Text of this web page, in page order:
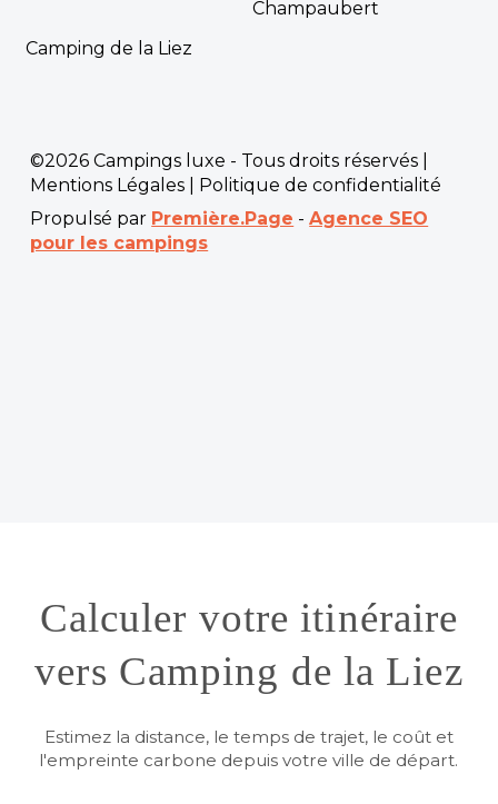
Champaubert
Camping de la Liez
©2026 Campings luxe - Tous droits réservés |
Mentions Légales
Politique de confidentialité
Propulsé par Première.Page -Agence SEO
pour les campings
Calculer votre itinéraire
vers Camping de la Liez
Estimez la distance, le temps de trajet, le coût et
l'empreinte carbone depuis votre ville de départ.